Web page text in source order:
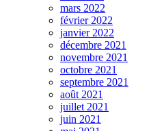
mars 2022
février 2022
janvier 2022
décembre 2021
novembre 2021
octobre 2021
septembre 2021
août 2021
juillet 2021
juin 2021